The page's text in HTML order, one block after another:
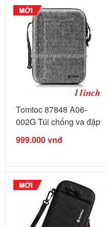
Tomtoc 87848 A06-
002G Túi chống va đập
...
999.000vnđ